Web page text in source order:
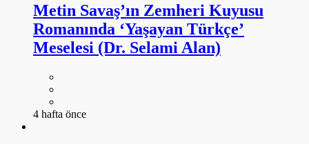
Metin Savaş’ın Zemheri Kuyusu
Romanında ‘Yaşayan Türkçe’
Meselesi (Dr. Selami Alan)
4 hafta önce